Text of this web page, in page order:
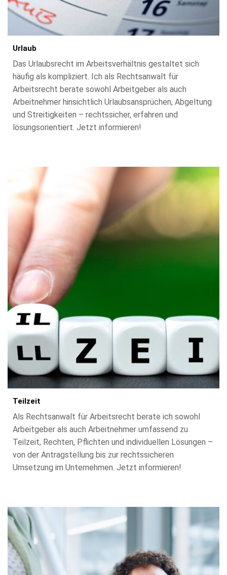
Urlaub
Das Urlaubsrecht im Arbeitsverhältnis gestaltet sich
häufig als kompliziert. Ich als Rechtsanwalt für
Arbeitsrecht berate sowohl Arbeitgeber als auch
Arbeitnehmer hinsichtlich Urlaubsansprüchen, Abgeltung
und Streitigkeiten – rechtssicher, erfahren und
lösungsorientiert. Jetzt informieren!
Teilzeit
Als Rechtsanwalt für Arbeitsrecht berate ich sowohl
Arbeitgeber als auch Arbeitnehmer umfassend zu
Teilzeit, Rechten, Pflichten und individuellen Lösungen –
von der Antragstellung bis zur rechtssicheren
Umsetzung im Unternehmen. Jetzt informieren!